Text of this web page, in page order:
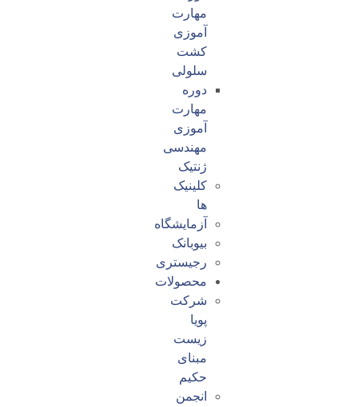
مهارت
آموزی
کشت
سلولی
دوره
مهارت
آموزی
مهندسی
ژنتیک
کلینیک
ها
آزمایشگاه
بیوبانک
رجیستری
محصولات
شرکت
پویا
زیست
مبنای
حکیم
انجمن